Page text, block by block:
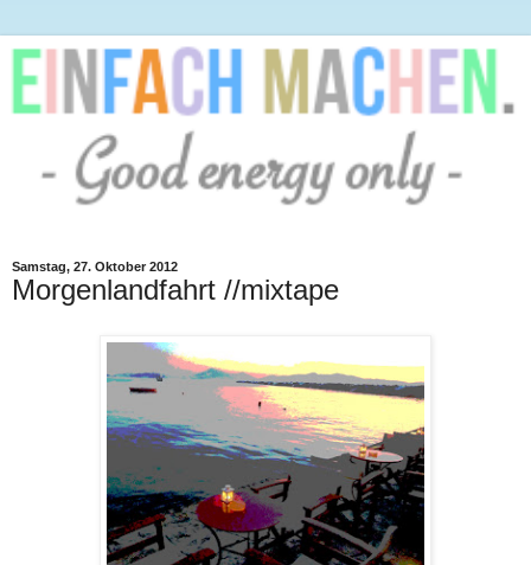
Samstag, 27. Oktober 2012
Morgenlandfahrt //mixtape